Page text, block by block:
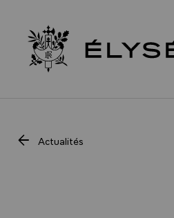
Retour à l’accueil Élysée
Actualités